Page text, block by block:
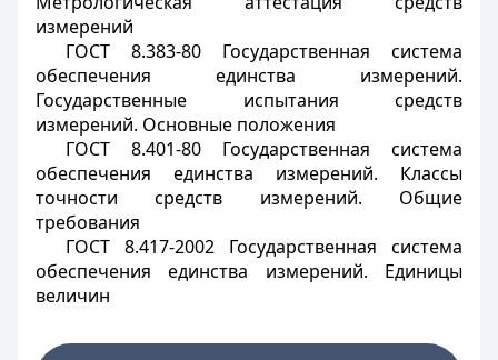
измерений
ГОСТ 8.383-80 Государственная система
обеспечения единства измерений.
Государственные испытания средств
измерений. Основные положения
ГОСТ 8.401-80 Государственная система
обеспечения единства измерений. Классы
точности средств измерений. Общие
требования
ГОСТ 8.417-2002 Государственная система
обеспечения единства измерений. Единицы
величин